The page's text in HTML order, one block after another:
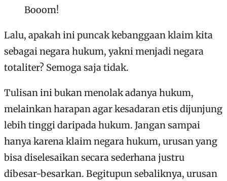
Booom!
Lalu, apakah ini puncak kebanggaan klaim kita
sebagai negara hukum, yakni menjadi negara
totaliter? Semoga saja tidak.
Tulisan ini bukan menolak adanya hukum,
melainkan harapan agar kesadaran etis dijunjung
lebih tinggi daripada hukum. Jangan sampai
hanya karena klaim negara hukum, urusan yang
bisa diselesaikan secara sederhana justru
dibesar-besarkan. Begitupun sebaliknya, urusan